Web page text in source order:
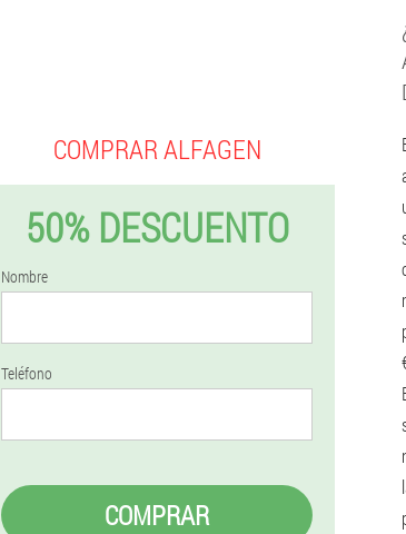
COMPRAR ALFAGEN
50% DESCUENTO
Nombre
Teléfono
COMPRAR